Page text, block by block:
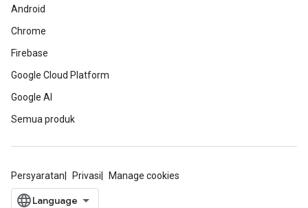
Android
Chrome
Firebase
Google Cloud Platform
Google AI
Semua produk
Persyaratan Privasi Manage cookies